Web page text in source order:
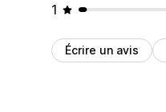
1
Écrire un avis